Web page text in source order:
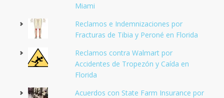
Miami
Reclamos e Indemnizaciones por
Fracturas de Tibia y Peroné en Florida
Reclamos contra Walmart por
Accidentes de Tropezón y Caída en
Florida
Acuerdos con State Farm Insurance por